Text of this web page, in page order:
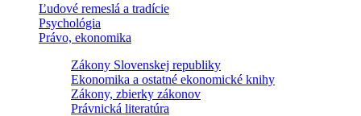
Ľudové remeslá a tradície
Psychológia
Právo, ekonomika
Zákony Slovenskej republiky
Ekonomika a ostatné ekonomické knihy
Zákony, zbierky zákonov
Právnická literatúra